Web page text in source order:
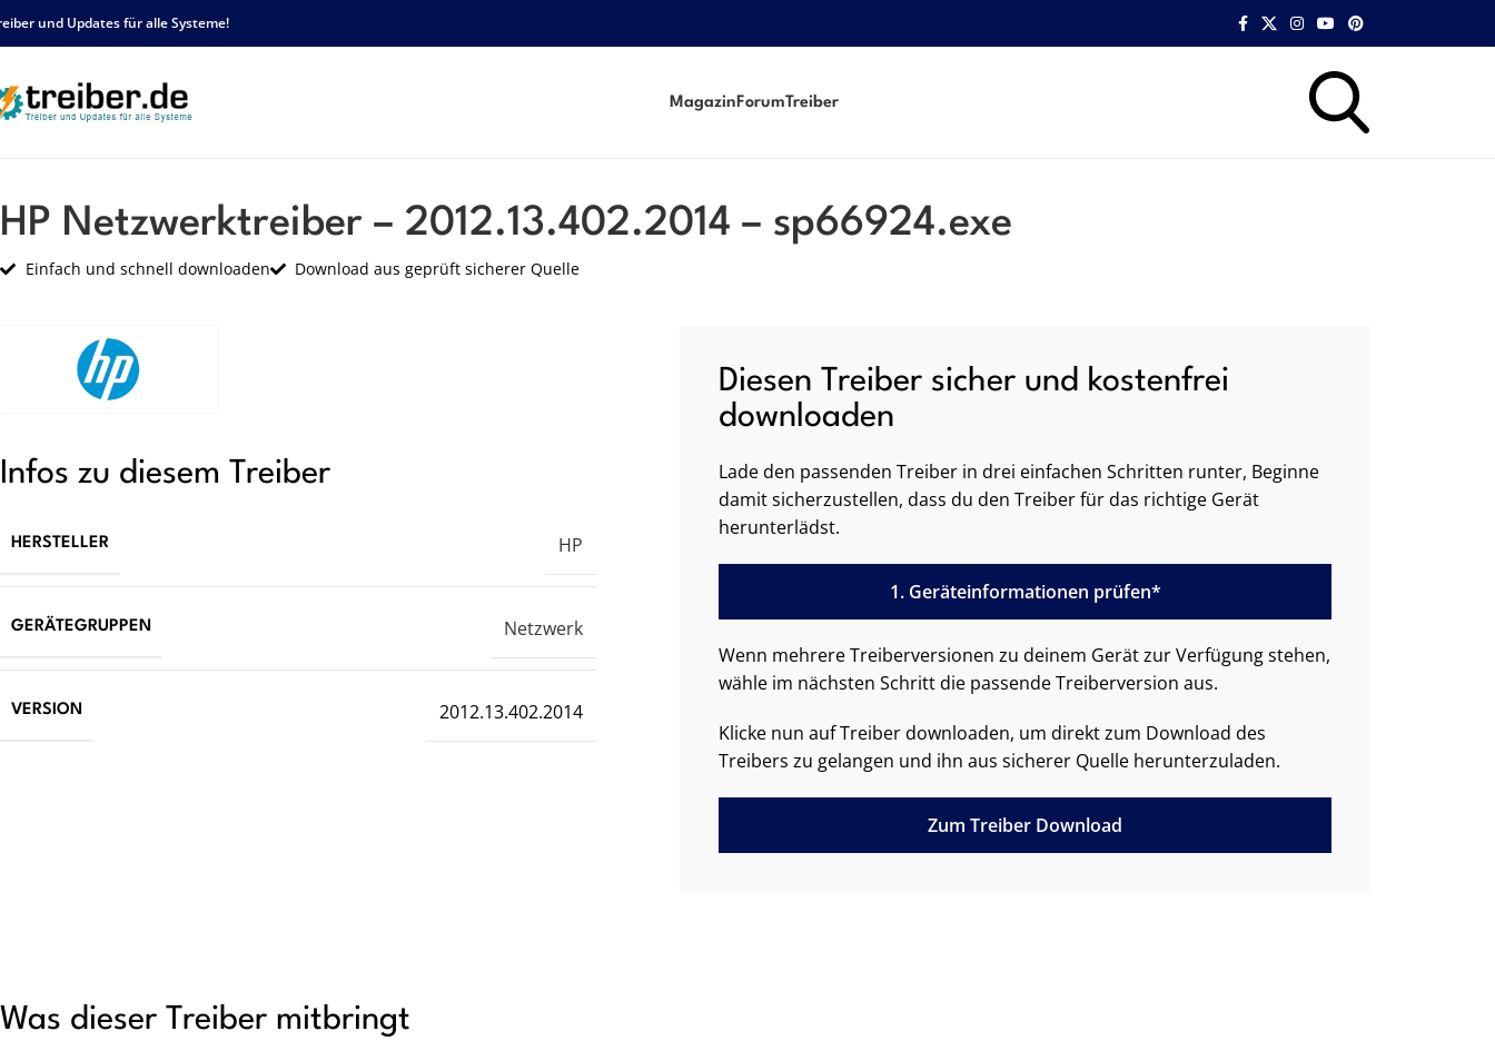
und Updates für alle Systeme!
Magazin ForumTreiber
HP Netzwerktreiber – 2012.13.402.2014 – sp66924.exe
Einfach und schnell downloaden Download aus geprüft sicherer Quelle
Infos zu diesem Treiber
HERSTELLER HP
GERÄTEGRUPPEN Netzwerk
VERSION 2012.13.402.2014
Diesen Treiber sicher und kostenfrei
downloaden
Lade den passenden Treiber in drei einfachen Schritten runter, Beginne
damit sicherzustellen, dass du den Treiber für das richtige Gerät
herunterlädst.
1. Geräteinformationen prüfen*
Wenn mehrere Treiberversionen zu deinem Gerät zur Verfügung stehen,
wähle im nächsten Schritt die passende Treiberversion aus.
Klicke nun auf Treiber downloaden, um direkt zum Download des
Treibers zu gelangen und ihn aus sicherer Quelle herunterzuladen.
Zum Treiber Download
Was dieser Treiber mitbringt